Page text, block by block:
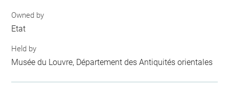
Owned by
Etat
Held by
Musée du Louvre, Département des Antiquités orientales